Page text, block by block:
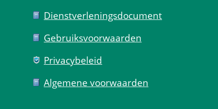
Dienst­verlenings­document
Gebruiks­voorwaarden
Privacy­beleid
Algemene voorwaarden